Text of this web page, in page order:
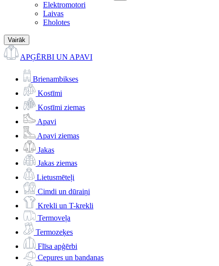
Elektromotori
Laivas
Eholotes
Vairāk
APĢĒRBI UN APAVI
Brienambikses
Kostīmi
Kostīmi ziemas
Apavi
Apavi ziemas
Jakas
Jakas ziemas
Lietusmēteļi
Cimdi un dūraiņi
Krekli un T-krekli
Termoveļa
Termozeķes
Flīsa apģērbi
Cepures un bandanas